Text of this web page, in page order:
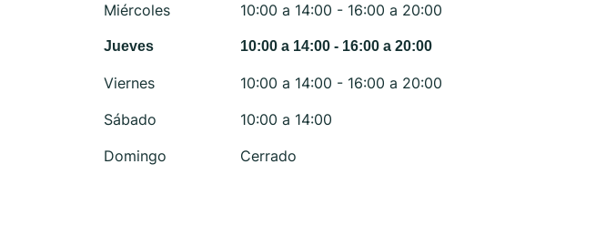
Miércoles
10:00 a 14:00 - 16:00 a 20:00
Jueves 10:00 a 14:00 - 16:00 a 20:00
Viernes
10:00 a 14:00 - 16:00 a 20:00
Sábado
10:00 a 14:00
Domingo
Cerrado